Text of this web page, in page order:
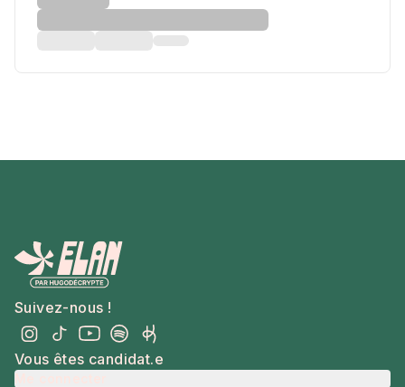
Suivez-nous !
Vous êtes candidat.e